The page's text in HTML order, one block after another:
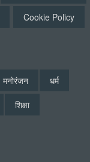
Cookie Policy
मनोरंजन
धर्म
शिक्षा